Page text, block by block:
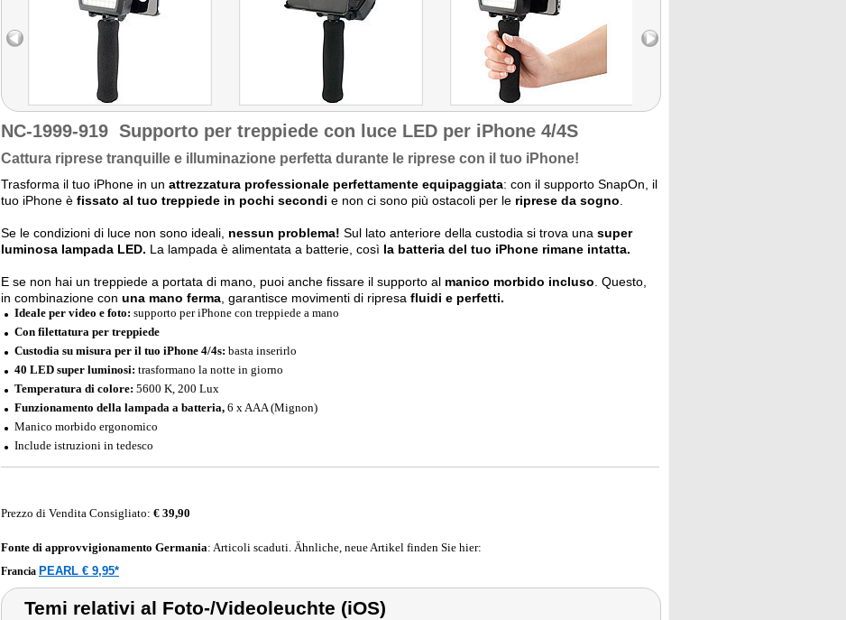
NC-1999-919 Supporto per treppiede con luce LED per iPhone 4/4S
Cattura riprese tranquille e illuminazione perfetta durante le riprese con il tuo iPhone!
Trasforma il tuo iPhone in un attrezzatura professionale perfettamente equipaggiata: con il supporto SnapOn, il
tuo iPhone è fissato al tuo treppiede in pochi secondi e non ci sono più ostacoli per le riprese da sogno
Se le condizioni di luce non sono ideali, nessun problema! Sul lato anteriore della custodia si trova una super
luminosa lampada LED. La lampada è alimentata a batterie, così la batteria del tuo iPhone rimane intatta.
E se non hai un treppiede a portata di mano, puoi anche fissare il supporto al manico morbido incluso . Questo,
in combinazione con una mano ferma , garantisce movimenti di ripresa fluidi e perfetti.
Ideale per video e foto: supporto per iPhone con treppiede a mano
Con filettatura per treppiede
Custodia su misura per il tuo iPhone 4/4s: basta inserirlo
40 LED super luminosi: trasformano la notte in giorno
Temperatura di colore: 5600 K, 200 Lux
Funzionamento della lampada a batteria, 6 x AAA (Mignon)
Manico morbido ergonomico
Include istruzioni in tedesco
Prezzo di Vendita Consigliato: € 39,90
Fonte di approvvigionamento Germania: Articoli scaduti. Ähnliche, neue Artikel finden Sie hier:
Francia PEARL € 9,95*
Temi relativi al Foto-/Videoleuchte (iOS)